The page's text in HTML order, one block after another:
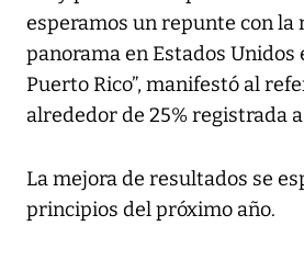
esperamos un repunte con la
panorama en Estados Unidos
Puerto Rico”, manifestó al
alrededor de 25% registrada
La mejora de resultados se
principios del próximo año.